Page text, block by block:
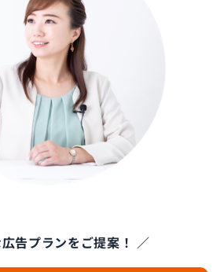
告プランをご提案！ ／